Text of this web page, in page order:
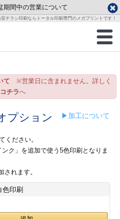
期間中の営業について
チラシ印刷ならトータル印刷専門のメガプリントです！
商品一覧
ガイド
ガイド
レート
土
8
15
29
5
12
26
て ※営業日に含まれません。詳しく
コチラへ
プション ▶加工について
ください。
ク」を追加で使う5色印刷となりま
れます。
色印刷